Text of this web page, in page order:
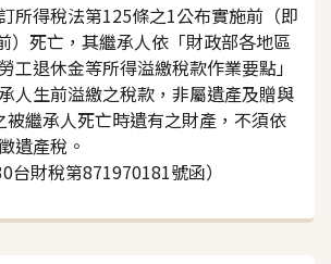
所得稅法第125條之1公布實施前（即
）死亡，其繼承人依「財政部各地區
工退休金等所得溢繳稅款作業要點」
人生前溢繳之稅款，非屬遺產及贈與
被繼承人死亡時遺有之財產，不須依
遺產稅。
台財稅第871970181號函）